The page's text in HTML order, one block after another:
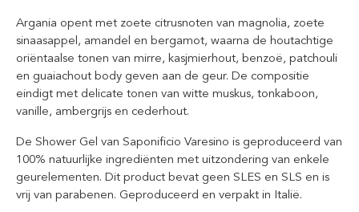
Argania opent met zoete citrusnoten van magnolia, zoete
sinaasappel, amandel en bergamot, waarna de houtachtige
oriëntaalse tonen van mirre, kasjmierhout, benzoë, patchouli
en guaiachout body geven aan de geur. De compositie
eindigt met delicate tonen van witte muskus, tonkaboon,
vanille, ambergrijs en cederhout.
De Shower Gel van Saponificio Varesino is geproduceerd van
100% natuurlijke ingrediënten met uitzondering van enkele
geurelementen. Dit product bevat geen SLES en SLS en is
vrij van parabenen. Geproduceerd en verpakt in Italië.